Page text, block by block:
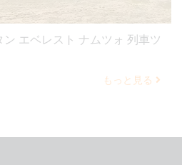
エベレスト ナムツォ 列車ツ
もっと見る